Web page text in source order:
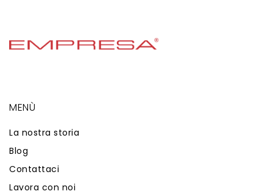
MENÙ
La nostra storia
Blog
Contattaci
Lavora con noi